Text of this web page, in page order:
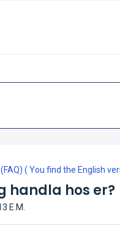
( You find the English
handla hos er?
E.M.